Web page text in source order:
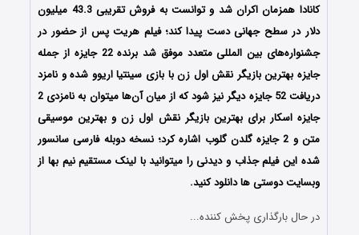
کانادا همزمان اکران شد و توانست به فروش تقریبی 43.3 میلیون
دلار در سطح جهانی دست پیدا کند؛ فیلم هریت پس از حضور در
جشنواره‌‌های بین المللی متعدد موفق شد برنده 22 جایزه از جمله
جایزه بهترین بازیگر نقش اول زن با بازی سینتیا اریوو شده و نامزد
دریافت 52 جایزه دیگر نیز شود که از میان آن‌ها میتوان به نامزدی 2
جایزه اسکار برای بهترین بازیگر نقش اول زن و بهترین موسیقی
متن و 2 جایزه گلدن گلوب اشاره کرد؛ نسخه دوبله فارسی سانسور
شده این فیلم جذاب و دیدنی را میتوانید با لینک مستقیم نیم بها از
وبسایت دوستی ها دانلود کنید.
در حال بارگذاری پخش کننده...